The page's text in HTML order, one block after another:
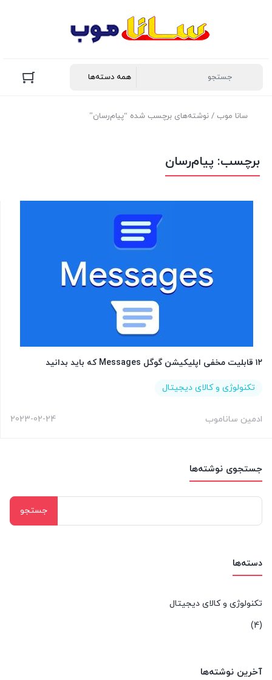
سانا موب / نوشته‌های برچسب شده “پیام‌رسان”
جستجوی نوشته‌ها
برای:
دسته‌ها
تکنولوژی و کالای دیجیتال
(4)
آخرین نوشته‌ها
برچسب: پیام‌رسان
۱۲ قابلیت مخفی اپلیکیشن گوگل Messages که باید بدانید
تکنولوژی و کالای دیجیتال
ادمین ساناموب 2023-02-24